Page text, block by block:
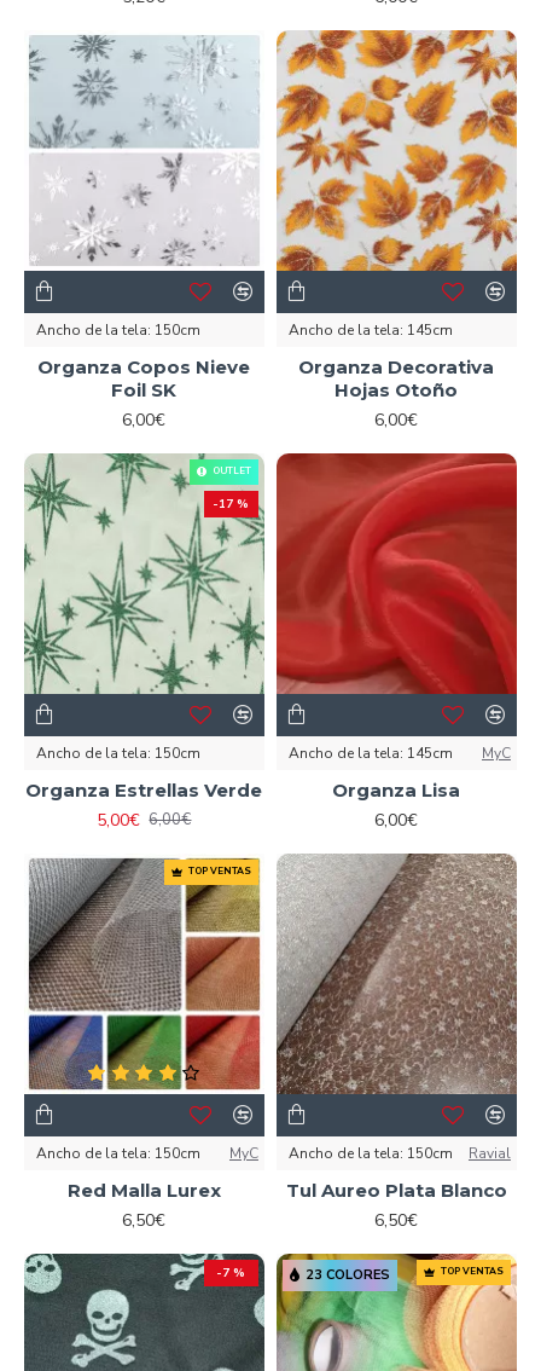
Ancho de la tela: 150cm
Organza Copos Nieve
Foil SK
6,00€
Ancho de la tela: 145cm
Organza Decorativa
Hojas Otoño
6,00€
OUTLET
-17 %
Ancho de la tela: 150cm
Organza Estrellas Verde
5,00€ 6,00€
Ancho de la tela: 145cm MyC
Organza Lisa
6,00€
TOP VENTAS
Ancho de la tela: 150cm MyC
Red Malla Lurex
6,50€
Ancho de la tela: 150cm Ravial
Tul Aureo Plata Blanco
6,50€
-7 % TOP VENTAS
23 COLORES